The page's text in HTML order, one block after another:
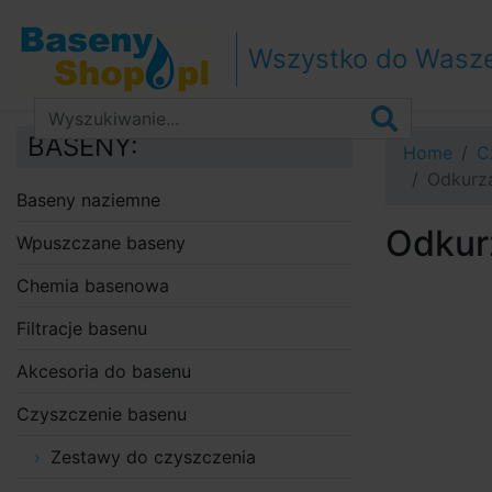
Przejdź do treści
Przejdź do paska bocznegoWszystko do
Home
BASENY:
Baseny naziemne
Wpuszczane baseny
Chemia basenowa
Filtracje basenu
Akcesoria do basenu
Czyszczenie basenu
Zestawy do czyszczenia